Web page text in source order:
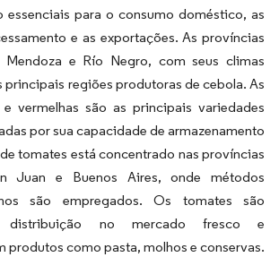
essenciais para o consumo doméstico, as
e as exportações. As províncias
Mendoza e Río Negro, com seus climas
principais regiões produtoras de cebola. As
e vermelhas são as principais variedades
por sua capacidade de armazenamento
tomates está concentrado nas províncias
Juan e Buenos Aires, onde métodos
são empregados. Os tomates são
distribuição no mercado fresco e
produtos como pasta, molhos e conservas.